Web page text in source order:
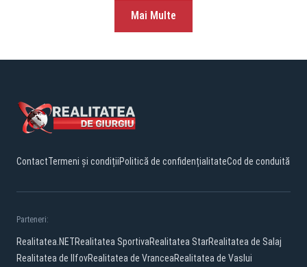
Mai Multe
ContactTermeni și condițiiPolitică de confidențialitateCod de conduită
Parteneri:
Realitatea.NETRealitatea SportivaRealitatea StarRealitatea de Salaj
Realitatea de IlfovRealitatea de VranceaRealitatea de Vaslui